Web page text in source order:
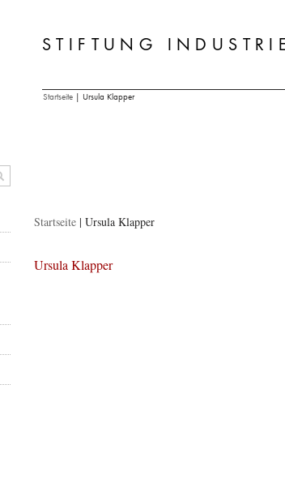
STIFTUNG
Startseite| Ursula Klapper
Startseite |Ursula Klapper
Ursula Klapper